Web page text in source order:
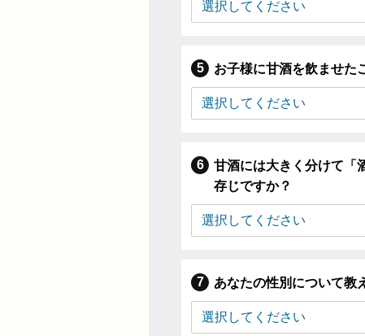
お子様に甘酒を飲ませた
甘酒には大きく分けて「
存じですか？
あなたの性別について教